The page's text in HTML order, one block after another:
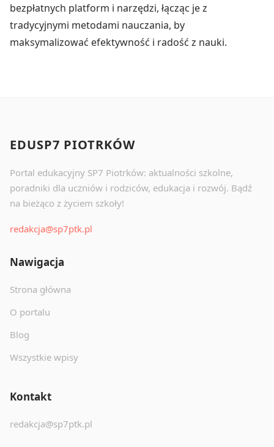
bezpłatnych platform i narzędzi, łącząc je z
tradycyjnymi metodami nauczania, by
maksymalizować efektywność i radość z nauki.
EDUSP7 PIOTRKÓW
Portal edukacyjny SP7 Piotrków: aktualności szkolne,
poradniki dla uczniów i rodziców, edukacja i rozwój. Bądź
na bieżąco z życiem szkoły!
redakcja@sp7ptk.pl
Nawigacja
Strona główna
O portalu
Blog
Wszystkie wpisy
Kontakt
redakcja@sp7ptk.pl